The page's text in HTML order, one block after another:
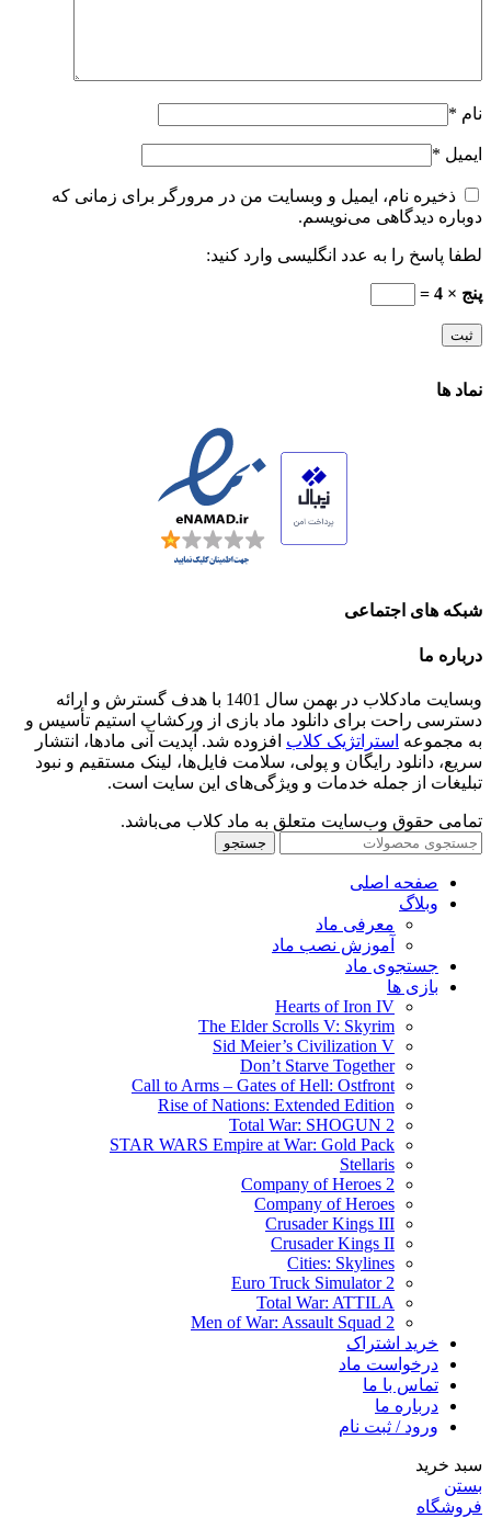
نام *
ایمیل *
ذخیره نام، ایمیل و وبسایت من در مرورگر برای زمانی که
دوباره دیدگاهی می‌نویسم.
لطفا پاسخ را به عدد انگلیسی وارد کنید:
پنج × 4 =
نماد ها
شبکه های اجتماعی
درباره ما
وبسایت مادکلاب در بهمن سال 1401 با هدف گسترش و ارائه
دسترسی راحت برای دانلود ماد بازی از ورکشاپ استیم تأسیس و
به مجموعه استراتژیک کلاب افزوده شد. آپدیت آنی مادها، انتشار
سریع، دانلود رایگان و پولی، سلامت فایل‌ها، لینک مستقیم و نبود
تبلیغات از جمله خدمات و ویژگی‌های این سایت است.
تمامی حقوق وب‌سایت متعلق به ماد کلاب می‌باشد.
جستجو
صفحه اصلی
وبلاگ
معرفی ماد
آموزش نصب ماد
جستجوی ماد
بازی ها
Hearts of Iron IV
The Elder Scrolls V: Skyrim
Sid Meier’s Civilization V
Don’t Starve Together
Call to Arms – Gates of Hell: Ostfront
Rise of Nations: Extended Edition
Total War: SHOGUN 2
STAR WARS Empire at War: Gold Pack
Stellaris
Company of Heroes 2
Company of Heroes
Crusader Kings III
Crusader Kings II
Cities: Skylines
Euro Truck Simulator 2
Total War: ATTILA
Men of War: Assault Squad 2
خرید اشتراک
درخواست ماد
تماس با ما
درباره ما
ورود / ثبت نام
سبد خرید
بستن
فروشگاه